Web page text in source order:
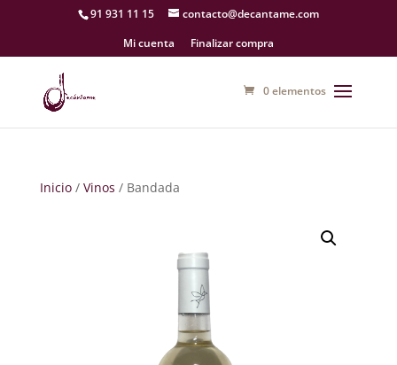
91 931 11 15
contacto@decantame.com
Mi cuenta
Finalizar compra
0 elementos
Inicio/ Vinos / Bandada